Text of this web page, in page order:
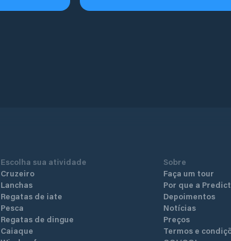
Escolha sua atividade
Cruzeiro
Lanchas
Regatas de iate
Pesca
Regatas de dingue
Caiaque
Sobre
Faça um tour
Por que a
Depoimentos
Notícias
Preços
Termos e